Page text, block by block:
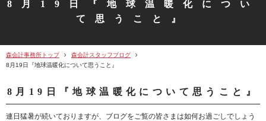
8月19日『地球温暖化につい
て思うこと』
森会計事務所トップ
森会計スタッフブログ
8月19日『地球温暖化について思うこと』
8月19日『地球温暖化について思うこと』
連日猛暑が続いておりますが、ブログをご覧の皆さまは如何お過ごしでしょう